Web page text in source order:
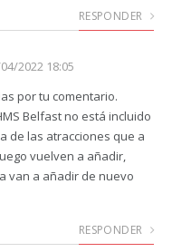
RESPONDER
2022 18:05
por tu comentario.
Belfast no está incluido
de las atracciones que a
vuelven a añadir,
van a añadir de nuevo
RESPONDER